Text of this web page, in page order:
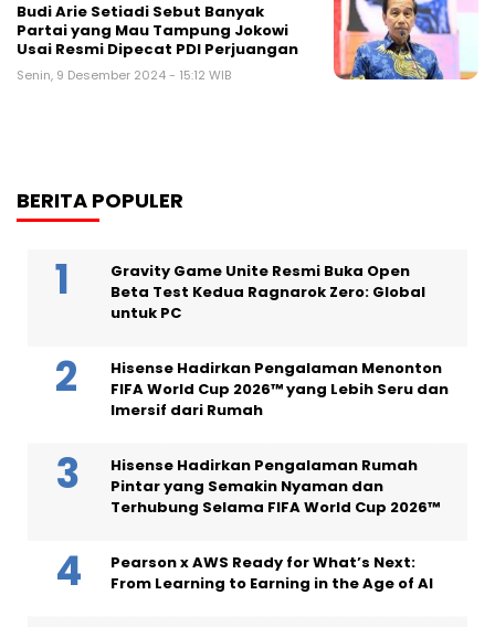
Budi Arie Setiadi Sebut Banyak
Partai yang Mau Tampung Jokowi
Usai Resmi Dipecat PDI Perjuangan
Senin, 9 Desember 2024 - 15:12 WIB
BERITA POPULER
Gravity Game Unite Resmi Buka Open
Beta Test Kedua Ragnarok Zero: Global
untuk PC
Hisense Hadirkan Pengalaman Menonton
FIFA World Cup 2026™ yang Lebih Seru dan
Imersif dari Rumah
Hisense Hadirkan Pengalaman Rumah
Pintar yang Semakin Nyaman dan
Terhubung Selama FIFA World Cup 2026™
Pearson x AWS Ready for What’s Next:
From Learning to Earning in the Age of AI